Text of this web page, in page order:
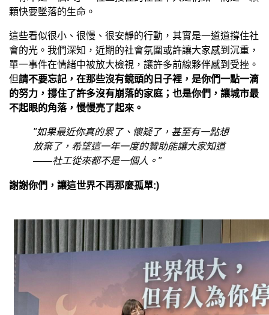
顆快要墜落的生命。
這些看似很小、很慢、很安靜的行動，其實是一道道撐住社
會的光。我們深知，近期的社會氛圍或許讓大家感到沉重，
單一事件在情緒中被放大檢視，讓許多前線夥伴感到受挫。
但請不要忘記，在那些沒有鏡頭的日子裡，是你們一點一滴
的努力，撐住了許多沒有崩落的家庭；也是你們，讓城市最
不起眼的角落，慢慢亮了起來。
"如果最近你真的累了、懷疑了，甚至有一點想
放棄了，希望這一年一度的贊助能讓大家知道
——社工從來都不是一個人。"
謝謝你們，讓這世界不再那麼孤單:)